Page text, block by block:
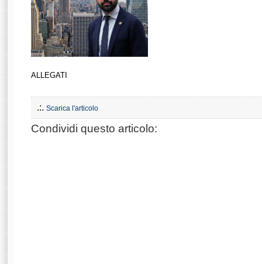
ALLEGATI
.:. Scarica l'articolo
Condividi questo articolo: